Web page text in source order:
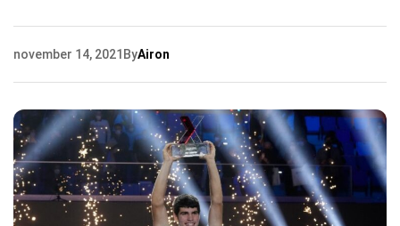
november 14, 2021 ByAiron